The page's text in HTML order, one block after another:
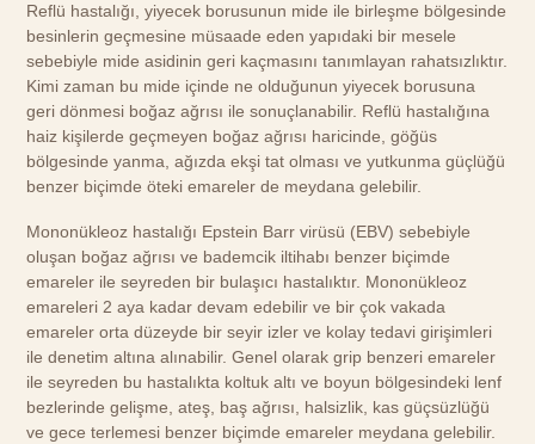
Reflü hastalığı, yiyecek borusunun mide ile birleşme bölgesinde
besinlerin geçmesine müsaade eden yapıdaki bir mesele
sebebiyle mide asidinin geri kaçmasını tanımlayan rahatsızlıktır.
Kimi zaman bu mide içinde ne olduğunun yiyecek borusuna
geri dönmesi boğaz ağrısı ile sonuçlanabilir. Reflü hastalığına
haiz kişilerde geçmeyen boğaz ağrısı haricinde, göğüs
bölgesinde yanma, ağızda ekşi tat olması ve yutkunma güçlüğü
benzer biçimde öteki emareler de meydana gelebilir.
Mononükleoz hastalığı Epstein Barr virüsü (EBV) sebebiyle
oluşan boğaz ağrısı ve bademcik iltihabı benzer biçimde
emareler ile seyreden bir bulaşıcı hastalıktır. Mononükleoz
emareleri 2 aya kadar devam edebilir ve bir çok vakada
emareler orta düzeyde bir seyir izler ve kolay tedavi girişimleri
ile denetim altına alınabilir. Genel olarak grip benzeri emareler
ile seyreden bu hastalıkta koltuk altı ve boyun bölgesindeki lenf
bezlerinde gelişme, ateş, baş ağrısı, halsizlik, kas güçsüzlüğü
ve gece terlemesi benzer biçimde emareler meydana gelebilir.